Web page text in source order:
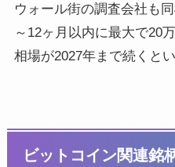
ウォール街の調査会社も
～12ヶ月以内に最大で20
相場が2027年まで続くと
ビットコイン関連銘